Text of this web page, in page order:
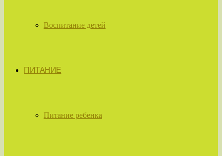
Воспитание детей
ПИТАНИЕ
Питание ребенка